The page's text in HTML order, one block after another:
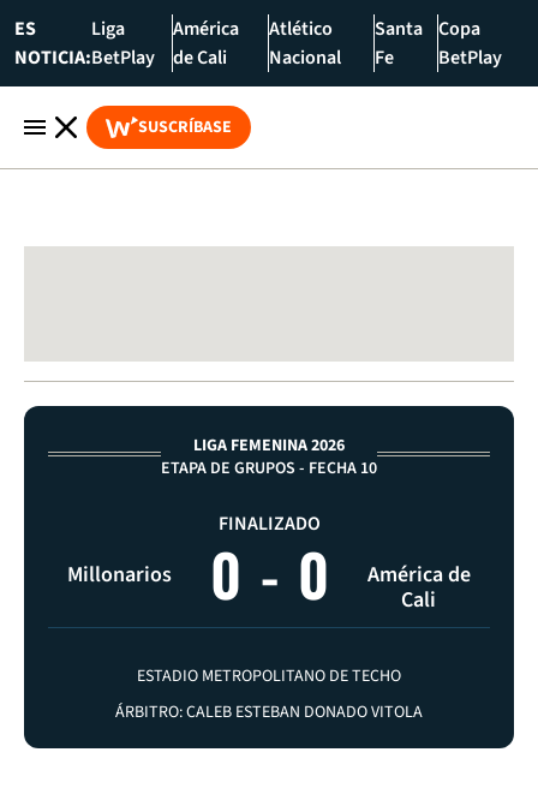
ES
NOTICIA:
Liga
BetPlay
América
de Cali
Atlético
Nacional
Santa
Fe
Copa
BetPlay
SUSCRÍBASE
LIGA FEMENINA 2026
ETAPA DE GRUPOS - FECHA 10
Millonarios
FINALIZADO
0 - 0
América de
Cali
ESTADIO METROPOLITANO DE TECHO
ÁRBITRO: CALEB ESTEBAN DONADO VITOLA